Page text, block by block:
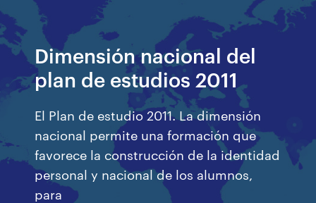
Dimensión nacional del
plan de estudios 2011
El Plan de estudio 2011. La dimensión
nacional permite una formación que
favorece la construcción de la identidad
personal y nacional de los alumnos,
para